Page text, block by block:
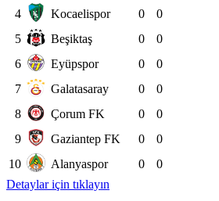
4
Kocaelispor 0
0
5
Beşiktaş 0
0
6
Eyüpspor 0
0
7
Galatasaray 0
0
8
Çorum FK 0
0
9
Gaziantep FK 0
0
10
Alanyaspor 0
0
Detaylar için tıklayın